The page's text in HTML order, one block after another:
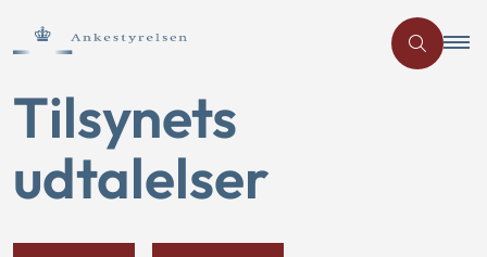
Tilsynets
udtalelser